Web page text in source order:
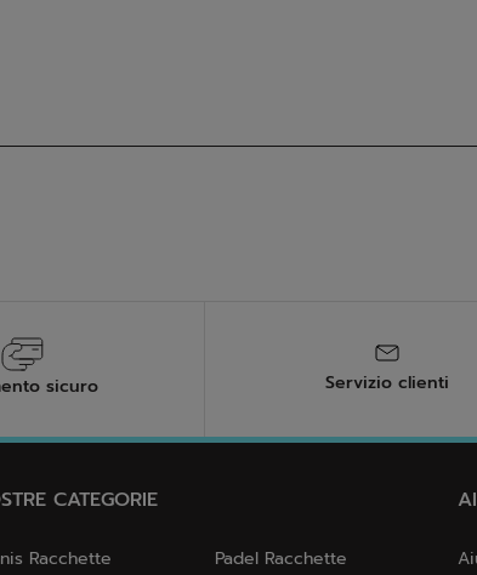
sicuro Servizio clienti
CATEGORIE
Racchette
Padel Racchette